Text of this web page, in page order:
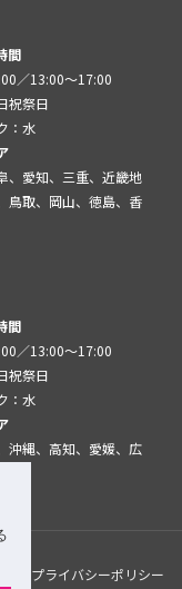
間
／13:00～17:00
祝祭日
：水
、愛知、三重、近畿地
鳥取、岡山、徳島、香
間
／13:00～17:00
祝祭日
：水
沖縄、高知、愛媛、広
プライバシーポリシー